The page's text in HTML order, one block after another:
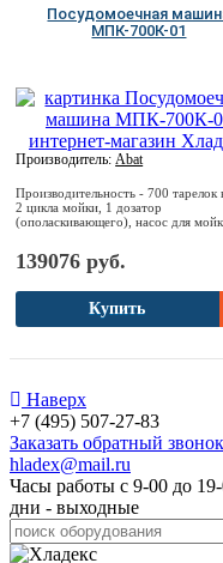
Посудомоечная
МПК-700К-01
Производитель:Abat
Производительность - 700 тарелок
2 цикла мойки, 1 дозатор
(ополаскивающего), насос для
139076 руб.
Купить
Наверх
+7 (495) 507-27-83
Заказать обратный звонок
hladex@mail.ru
Часы работы с 9-00 до
дни - выходные